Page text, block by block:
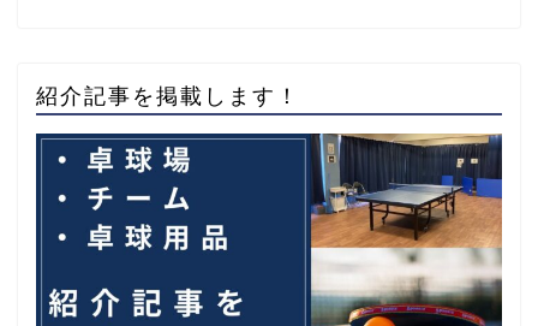
紹介記事を掲載します！